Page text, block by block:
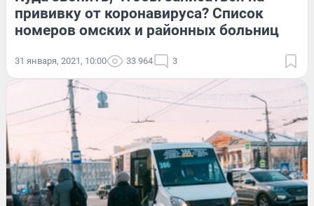
прививку от коронавируса? Список
номеров омских и районных больниц
31 января, 2021, 10:00 33 964 3